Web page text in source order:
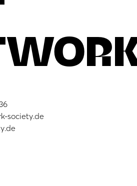
society.de